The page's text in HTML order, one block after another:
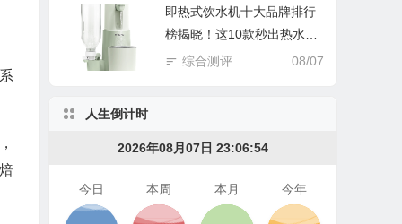
即热式饮水机十大品牌排行
榜揭晓！这10款秒出热水超
实用
08/07
综合测评
人生倒计时
2026年08月07日 23:06:55
今日 本周 本月 今年